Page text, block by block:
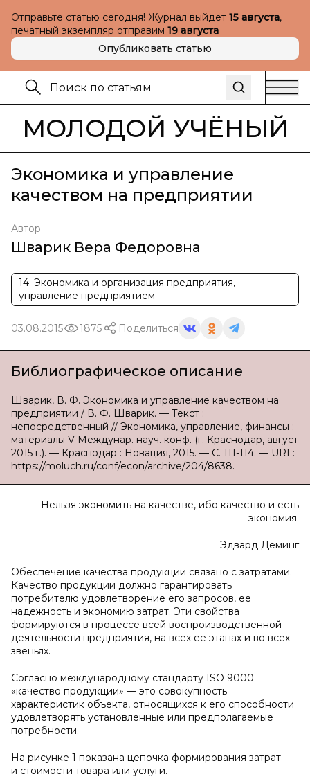
Отправьте статью сегодня! Журнал выйдет 15 августа,
печатный экземпляр отправим 19 августа
Опубликовать статью
МОЛОДОЙ УЧЁНЫЙ
Экономика и управление
качеством на предприятии
Автор
Шварик Вера Федоровна
14. Экономика и организация предприятия,
управление предприятием
03.08.2015 1875 Поделиться
Библиографическое описание
Шварик, В. Ф. Экономика и управление качеством на
предприятии / В. Ф. Шварик. — Текст :
непосредственный // Экономика, управление, финансы :
материалы V Междунар. науч. конф. (г. Краснодар, август
2015 г.). — Краснодар : Новация, 2015. — С. 111-114. — URL:
https://moluch.ru/conf/econ/archive/204/8638.
Нельзя экономить на качестве, ибо качество и есть
экономия.
Эдвард Деминг
Обеспечение качества продукции связано с затратами.
Качество продукции должно гарантировать
потребителю удовлетворение его запросов, ее
надежность и экономию затрат. Эти свойства
формируются в процессе всей воспроизводственной
деятельности предприятия, на всех ее этапах и во всех
звеньях.
Согласно международному стандарту ISO 9000
«качество продукции» — это совокупность
характеристик объекта, относящихся к его способности
удовлетворять установленные или предполагаемые
потребности.
На рисунке 1 показана цепочка формирования затрат
и стоимости товара или услуги.